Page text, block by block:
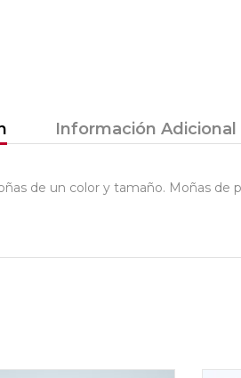
Información Adicional
de un color y tamaño. Moñas de